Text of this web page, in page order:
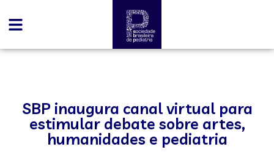
SBP inaugura canal virtual para
estimular debate sobre artes,
humanidades e pediatria